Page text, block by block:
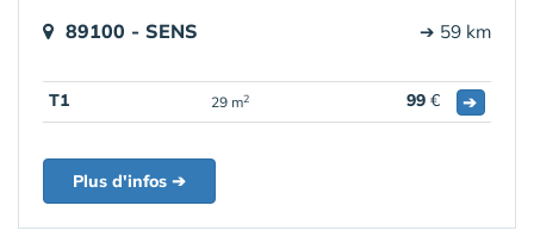
89100 - SENS ➔ 59 km
T1 29 m2 99 € ➔
Plus d'infos ➔